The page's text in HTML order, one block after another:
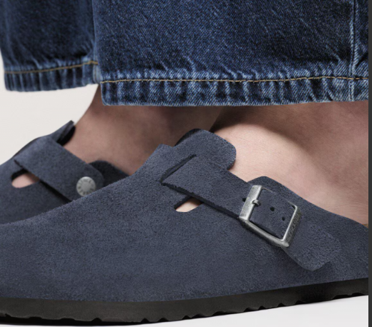
Contact.
9 place Wilson, Toulouse
t. 05 62 27 77 77
Horaires.
Lundi au vendredi 10:30 — 19:00